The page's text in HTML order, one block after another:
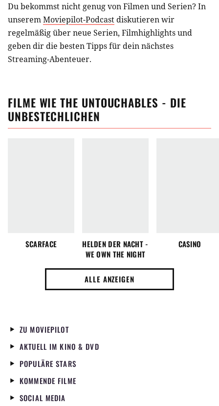
Du bekommst nicht genug von Filmen und Serien? In
unseremMoviepilot-Podcast diskutieren wir
regelmäßig über neue Serien, Filmhighlights und
geben dir die besten Tipps für dein nächstes
Streaming-Abenteuer.
FILME WIETHE UNTOUCHABLES - DIE
UNBESTECHLICHEN
SCARFACE
HELDEN DER NACHT -
WE OWN THE NIGHT
CASINO
ALLE ANZEIGEN
ZU MOVIEPILOT
AKTUELL IM KINO & DVD
POPULÄRE STARS
KOMMENDE FILME
SOCIAL MEDIA